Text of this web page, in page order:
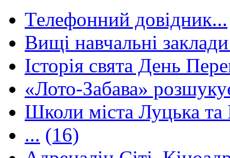
Телефонний довідник...
Вищі навчальні
Історія свята День
«Лото-Забава»
Школи міста Луцька та
... (16)